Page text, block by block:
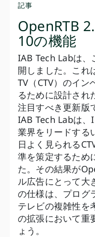
記事
OpenRTB
10の機能
IAB Tech Labは、
開しました。これ
TV（CTV）のイン
るために設計され
注目すべき更新版
IAB Tech Labは
業界をリードする
日よく見られる
準を策定するため
た。その結果が
ル広告にとって大
の仕様は、プログ
テレビの複雑性を
の拡張において重
ょう。